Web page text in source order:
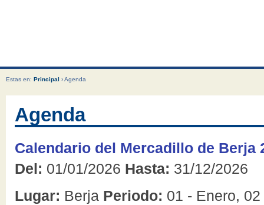
Estas en: Principal › Agenda
Agenda
Calendario del Mercadillo de Berja
Del: 01/01/2026 Hasta: 31/12/2026
Lugar: Berja Periodo: 01 - Enero,